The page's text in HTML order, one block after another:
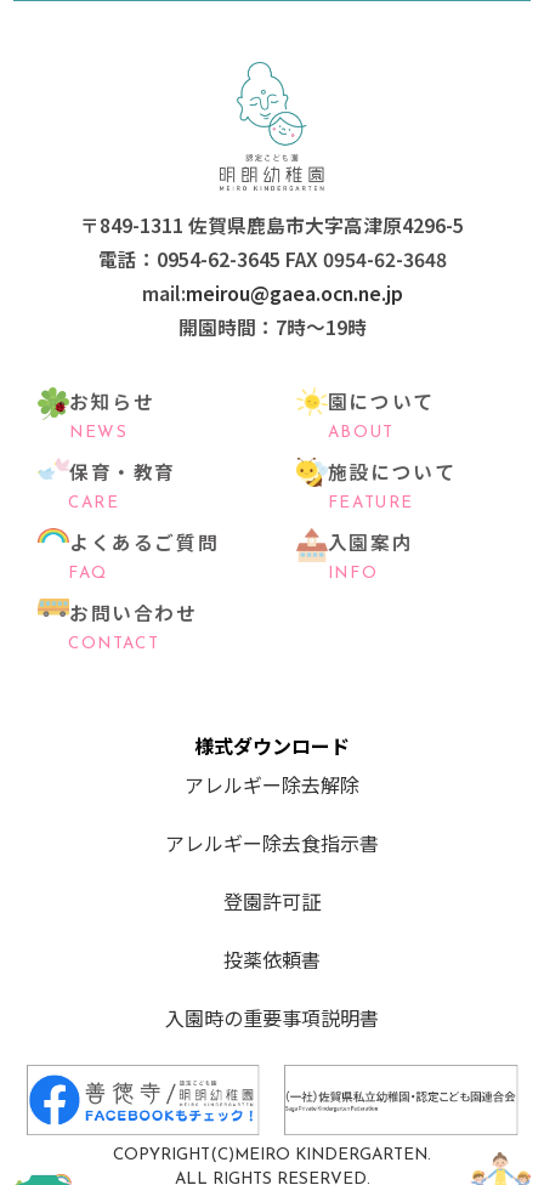
〒849-1311 佐賀県鹿島市大字高津原4296-5
電話：0954-62-3645 FAX 0954-62-3648
mail:meirou@gaea.ocn.ne.jp
開園時間：7時〜19時
お知らせ
NEWS
園について
ABOUT
保育・教育
CARE
施設について
FEATURE
よくあるご質問
FAQ
入園案内
INFO
お問い合わせ
CONTACT
様式ダウンロード
アレルギー除去解除
アレルギー除去食指示書
登園許可証
投薬依頼書
入園時の重要事項説明書
COPYRIGHT(C)MEIRO KINDERGARTEN.
ALL RIGHTS RESERVED.